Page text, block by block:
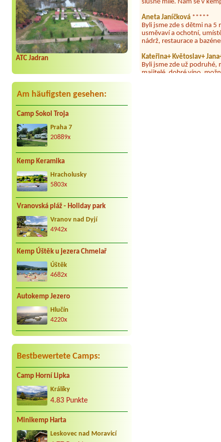
ATC Jadran
Am häufigsten gesehen:
Camp Sokol Troja
Praha 7
20889x
Kemp Keramika
Hracholusky
5803x
Vranovská pláž - Holiday park
Vranov nad Dyjí
4942x
Kemp Úštěk u jezera Chmelař
Úštěk
4682x
Autokemp Jezero
Hlučín
4220x
Bestbewertete Camps:
Camp Horní Lipka
Králíky
4.83 Punkte
Minikemp Harta
Leskovec nad Moravicí
Byli jsme zde s dětmi na 5
usměvaví a ochotní,
nádrž, restaurace a
Byli jsme zde už podruhé,
majitelé, dobré víno,
dovolená 🤩🤩